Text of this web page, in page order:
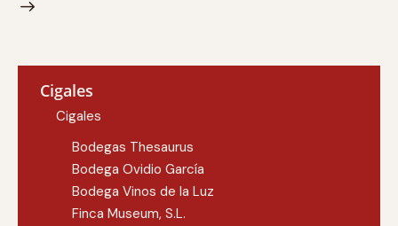
Cigales
Cigales
Bodegas Thesaurus
Bodega Ovidio García
Bodega Vinos de la Luz
Finca Museum, S.L.